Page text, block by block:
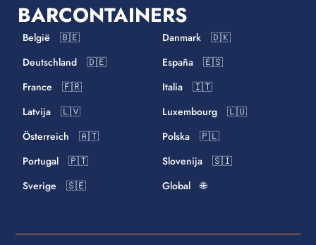
BARCONTAINERS
België 🇧🇪
Danmark 🇩🇰
Deutschland 🇩🇪
España 🇪🇸
France 🇫🇷
Italia 🇮🇹
Latvija 🇱🇻
Luxembourg 🇱🇺
Österreich 🇦🇹
Polska 🇵🇱
Portugal 🇵🇹
Slovenija 🇸🇮
Sverige 🇸🇪
Global 🌐